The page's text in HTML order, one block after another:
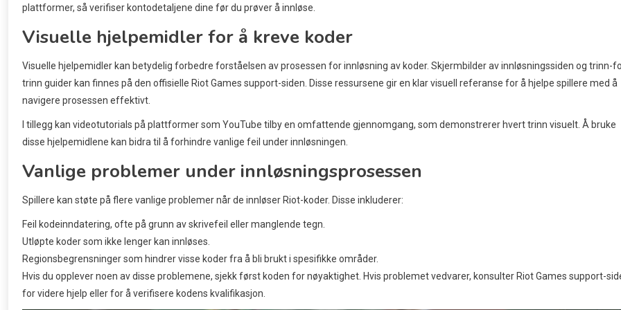
plattformer, så verifiser kontodetaljene dine før du prøver å innløse.
Visuelle hjelpemidler for å kreve koder
Visuelle hjelpemidler kan betydelig forbedre forståelsen av prosessen for innløsning av koder. Skjermbilder av innløsningssiden og trinn-
trinn guider kan finnes på den offisielle Riot Games support-siden. Disse ressursene gir en klar visuell referanse for å hjelpe spillere med å
navigere prosessen effektivt.
I tillegg kan videotutorials på plattformer som YouTube tilby en omfattende gjennomgang, som demonstrerer hvert trinn visuelt. Å bruke
disse hjelpemidlene kan bidra til å forhindre vanlige feil under innløsningen.
Vanlige problemer under innløsningsprosessen
Spillere kan støte på flere vanlige problemer når de innløser Riot-koder. Disse inkluderer:
Feil kodeinndatering, ofte på grunn av skrivefeil eller manglende tegn.
Utløpte koder som ikke lenger kan innløses.
Regionsbegrensninger som hindrer visse koder fra å bli brukt i spesifikke områder.
Hvis du opplever noen av disse problemene, sjekk først koden for nøyaktighet. Hvis problemet vedvarer, konsulter Riot Games support-
for videre hjelp eller for å verifisere kodens kvalifikasjon.